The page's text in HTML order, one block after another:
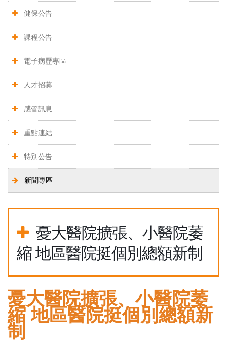
健保公告
課程公告
電子病歷專區
人才招募
感管訊息
重點連結
特別公告
新聞專區
憂大醫院擴張、小醫院萎
縮 地區醫院挺個別總額新制
憂大醫院擴張、小醫院萎
縮 地區醫院挺個別總額新
制